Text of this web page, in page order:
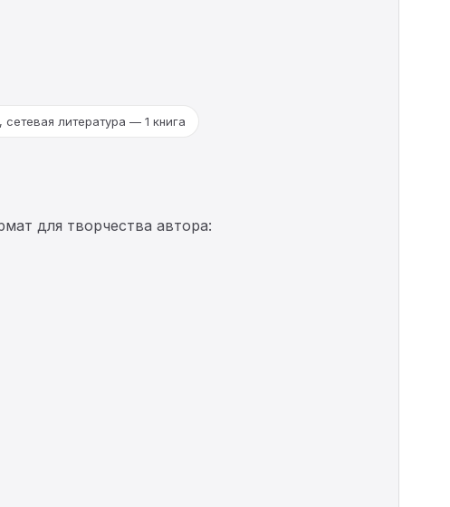
литература — 1 книга
для творчества автора: